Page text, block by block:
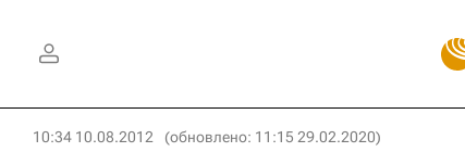
10:34 10.08.2012 (обновлено: 11:15 29.02.2020)